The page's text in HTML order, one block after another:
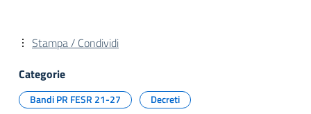
Stampa / Condividi
Categorie
Bandi PR FESR 21-27
Decreti